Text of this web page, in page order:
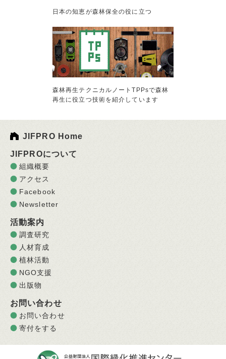
日本の知恵が森林保全の役に立つ
森林再生テクニカルノートTPPsで森林
再生に役立つ技術を紹介しています
JIFPRO Home
JIFPROについて
組織概要
アクセス
Facebook
Newsletter
活動案内
調査研究
人材育成
植林活動
NGO支援
出版物
お問い合わせ
お問い合わせ
寄付をする